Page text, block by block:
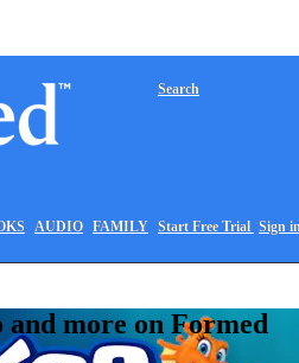
AUDIO FAMILY
Search
Start Free Trial Sign
more on Formed